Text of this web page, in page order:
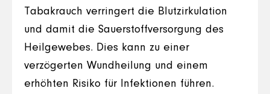
Tabakrauch verringert die Blutzirkulation
und damit die Sauerstoffversorgung des
Heilgewebes. Dies kann zu einer
verzögerten Wundheilung und einem
erhöhten Risiko für Infektionen führen.